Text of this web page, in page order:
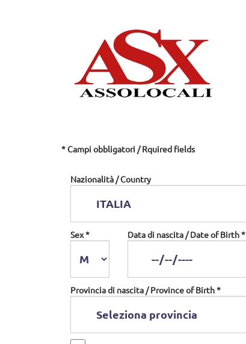
* Campi obbligatori / Rquired fields
Nazionalità / Country
Sex * Data di nascita / Date of Birth *
Provincia di nascita / Province of Birth *